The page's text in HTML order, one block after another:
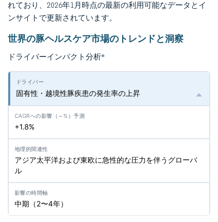
れており、2026年1月時点の最新の利用可能なデータとイ
ンサイトで更新されています。
世界の豚ヘルスケア市場のトレンドと洞察
ドライバーインパクト分析*
固有性・越境性豚疾患の発生率の上昇
+1.8%
アジア太平洋および東欧に急性的な圧力を伴うグローバ
ル
中期（2〜4年）